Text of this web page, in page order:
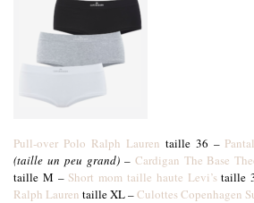
Pull-over Polo Ralph Lauren taille 36 –
(taille un peu grand)– Cardigan The Base
taille M – Short mom taille haute Levi’staille
Ralph Lauren taille XL –Culottes Copenhagen